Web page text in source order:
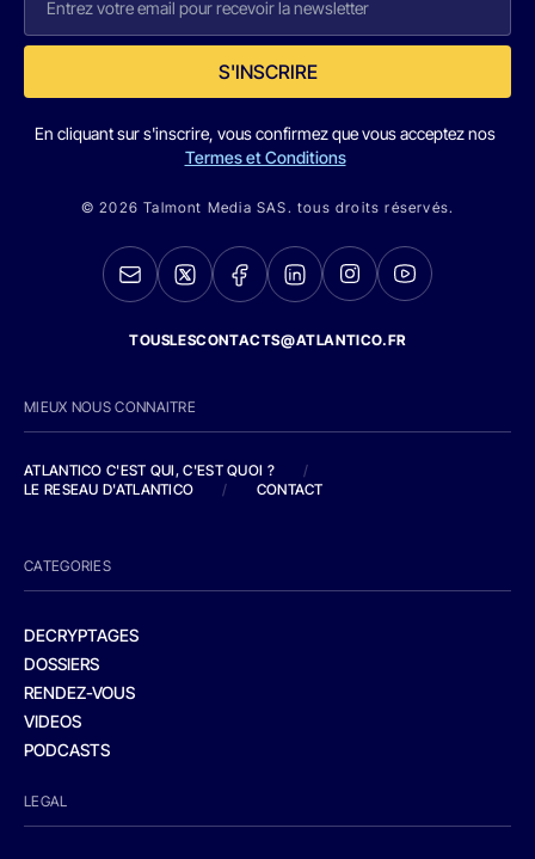
S'INSCRIRE
En cliquant sur s'inscrire, vous confirmez que vous acceptez nos
Termes et Conditions
© 2026 Talmont Media SAS. tous droits réservés.
TOUSLESCONTACTS@ATLANTICO.FR
MIEUX NOUS CONNAITRE
ATLANTICO C'EST QUI, C'EST QUOI ?
/
LE RESEAU D'ATLANTICO
/ CONTACT
CATEGORIES
DECRYPTAGES
DOSSIERS
RENDEZ-VOUS
VIDEOS
PODCASTS
LEGAL